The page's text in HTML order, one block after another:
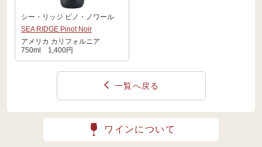
シー・リッジ ピノ・ノワール
SEA RIDGE Pinot Noir
アメリカ カリフォルニア
750ml 1,400円
一覧へ戻る
ワインについて